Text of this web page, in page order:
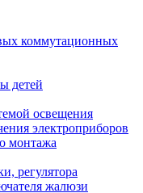
коммутационных
детей
освещения
электроприборов
монтажа
регулятора
жалюзи